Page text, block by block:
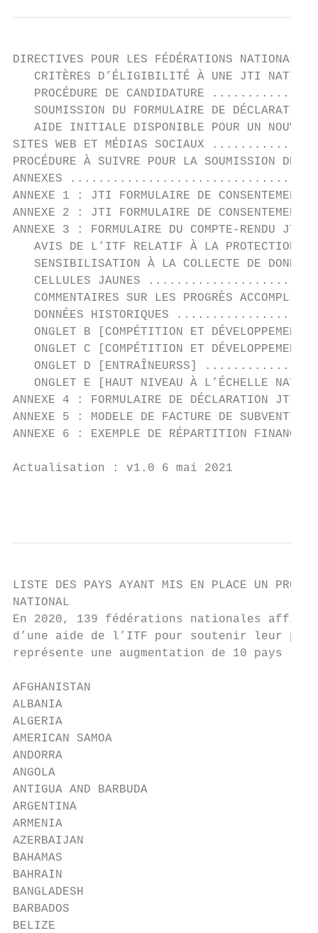
DIRECTIVES POUR LES FÉDÉRATIONS
CRITÈRES D’ÉLIGIBILITÉ À UNE JTI
PROCÉDURE DE CANDIDATURE
SOUMISSION DU FORMULAIRE DE
AIDE INITIALE DISPONIBLE POUR UN
SITES WEB ET MÉDIAS
PROCÉDURE À SUIVRE POUR LA
ANNEXES
ANNEXE 1 : JTI FORMULAIRE DE
ANNEXE 2 : JTI FORMULAIRE DE
ANNEXE 3 : FORMULAIRE DU COMPTE-RENDU
AVIS DE L’ITF RELATIF À LA PROTECTION
SENSIBILISATION À LA COLLECTE DE
CELLULES JAUNES
COMMENTAIRES SUR LES PROGRÈS ACCOMPLIS
DONNÉES HISTORIQUES
ONGLET B [COMPÉTITION ET DÉVELOPPEMENT
ONGLET C [COMPÉTITION ET DÉVELOPPEMENT
ONGLET D [ENTRAÎNEURSS]
ONGLET E [HAUT NIVEAU À L’ÉCHELLE
ANNEXE 4 : FORMULAIRE DE
ANNEXE 5 : MODELE DE
ANNEXE 6 : EXEMPLE DE RÉPARTITION
Actualisation : v1.0 6 mai 2021
LISTE DES PAYS AYANT MIS EN PLACE UN
NATIONAL
En 2020, 139 fédérations nationales
d’une aide de l’ITF pour soutenir leur
représente une augmentation de 10 pays
AFGHANISTAN
ALBANIA
ALGERIA
AMERICAN SAMOA
ANDORRA
ANGOLA
ANTIGUA AND BARBUDA
ARGENTINA
ARMENIA
AZERBAIJAN
BAHAMAS
BAHRAIN
BANGLADESH
BARBADOS
BELIZE